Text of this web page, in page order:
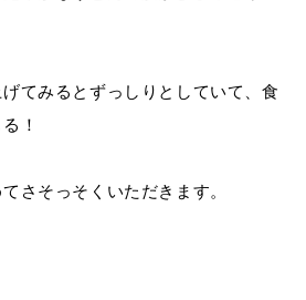
てみるとずっしりとしていて、食
！
さそっそくいただきます。